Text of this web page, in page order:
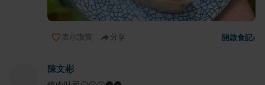
表示讚賞 分享 開啟食記›
陳文彬